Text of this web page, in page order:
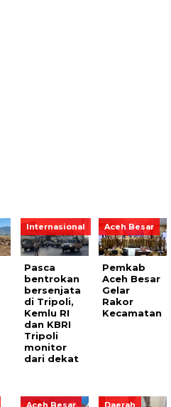
Internasional
Pasca
bentrokan
bersenjata
di Tripoli,
Kemlu RI
dan KBRI
Tripoli
monitor
dari dekat
Aceh Besar
Pemkab
Aceh Besar
Gelar
Rakor
Kecamatan
Aceh Besar Daerah